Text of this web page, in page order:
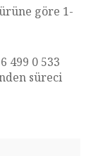
göre 1-
499 0 533
süreci